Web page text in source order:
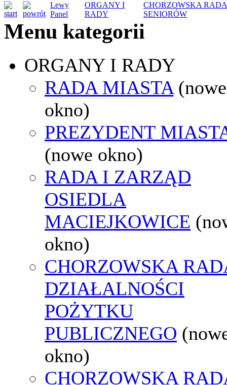
Lewy
Panel
ORGANY I
RADY
CHORZOWSKA RADA
SENIORÓW
Menu kategorii
ORGANY I RADY
RADA MIASTA (nowe
okno)
PREZYDENT
(nowe okno)
RADA I ZARZĄD
OSIEDLA
MACIEJKOWICE
okno)
CHORZOWSKA
DZIAŁALNOŚCI
POŻYTKU
PUBLICZNEGO
okno)
CHORZOWSKA